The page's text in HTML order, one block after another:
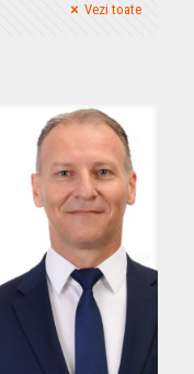
Vezi toate